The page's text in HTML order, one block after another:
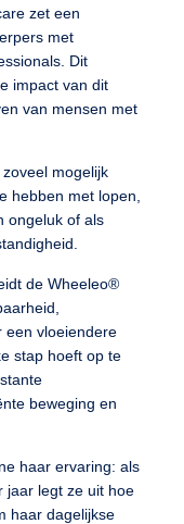
zet een
met
. Dit
impact van dit
van mensen met
zoveel mogelijk
hebben met lopen
ongeluk of als
de Wheeleo®
een vloeiendere
stap hoeft op te
beweging en
haar ervaring: als
jaar legt ze uit hoe
haar dagelijkse